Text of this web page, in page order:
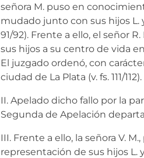
señora M. puso en
mudado junto con sus hijos L.
91/92). Frente a ello, el señor
sus hijos a su centro de vida
El juzgado ordenó, con
ciudad de La Plata (v. fs. 111/112).
II. Apelado dicho fallo por la
Segunda de Apelación
III. Frente a ello, la señora V.
representación de sus hijos L.